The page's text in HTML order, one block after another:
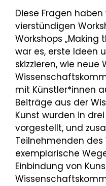
Diese Fragen
vierstündigen
Workshops „Making
war es, erste Ideen
skizzieren, wie neue
mit Künstler*innen
Beiträge aus der
Kunst wurden in
vorgestellt, und
Teilnehmenden des
exemplarische
Einbindung von